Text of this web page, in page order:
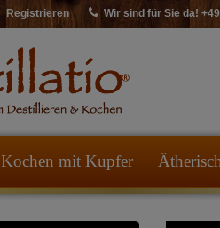
Registrieren Wir sind für Sie da!
Kochen mit Kupfer